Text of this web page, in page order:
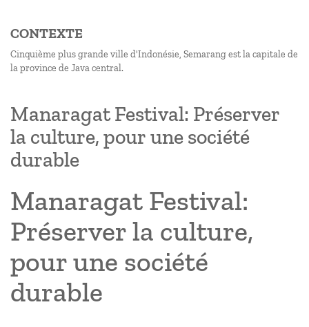
CONTEXTE
Cinquième plus grande ville d'Indonésie, Semarang est la capitale de
la province de Java central.
Manaragat Festival: Préserver
la culture, pour une société
durable
Manaragat Festival:
Préserver la culture,
pour une société
durable